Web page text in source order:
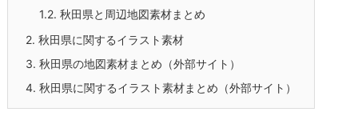
1.2. 秋田県と周辺地図素材まとめ
2. 秋田県に関するイラスト素材
3. 秋田県の地図素材まとめ（外部サイト）
4. 秋田県に関するイラスト素材まとめ（外部サイト）